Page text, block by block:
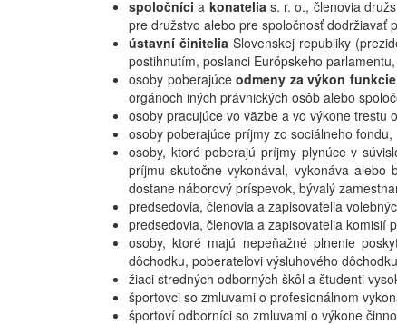
spoločnícia konatelias. r. o., členovia
pre družstvo alebo pre spoločnosť dodržiavať
ústavní činiteliaSlovenskej republiky
postihnutím, poslanci Európskeho
osoby poberajúceodmeny za výkon funkcie
orgánoch iných právnických osôb alebo
osoby pracujúce vo väzbe a vo výkone trestu
osoby poberajúce príjmy zo sociálneho fondu,
osoby, ktoré poberajú príjmy plynúce v
príjmu skutočne vykonával, vykonáva
dostane náborový príspevok, bývalý
predsedovia, členovia a zapisovatelia
predsedovia, členovia a zapisovatelia komisií
osoby, ktoré majú nepeňažné plnenie
dôchodku, poberateľovi výsluhového
žiaci stredných odborných škôl a študenti
športovci so zmluvami o profesionálnom
športoví odborníci so zmluvami o výkone